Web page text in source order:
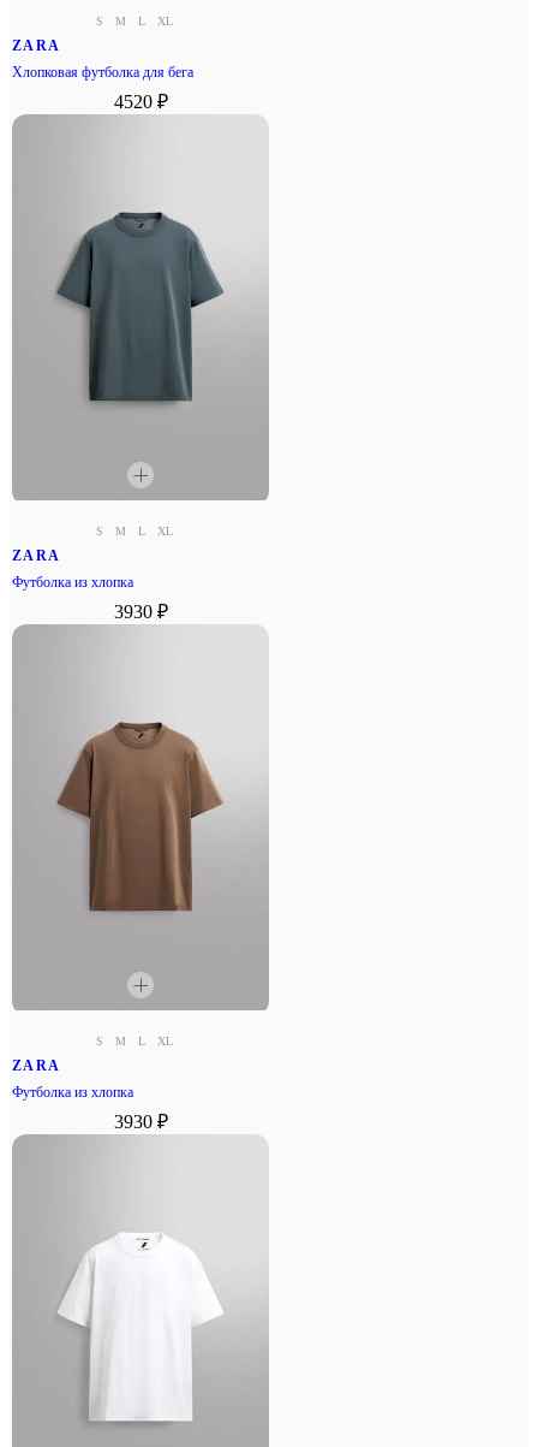
S M L XL
ZARA
Хлопковая футболка для бега
4520 ₽
S M L XL
ZARA
Футболка из хлопка
3930 ₽
S M L XL
ZARA
Футболка из хлопка
3930 ₽